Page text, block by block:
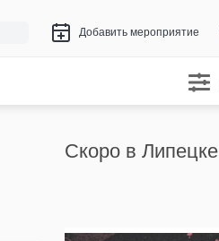
Добавить мероприятие
Скоро в Липецке